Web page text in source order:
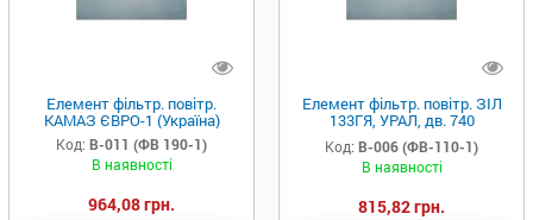
Елемент фільтр. повітр.
КАМАЗ ЄВРО-1 (Україна)
Код: В-011 (ФВ 190-1)
В наявності
964,08 грн.
Елемент фільтр. повітр. ЗІЛ
133ГЯ, УРАЛ, дв. 740
(740.1109560-10) (Україна)
Код: В-006 (ФВ-110-1)
В наявності
815,82 грн.